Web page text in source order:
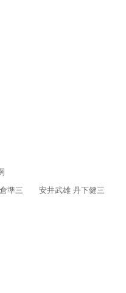
準三 安井武雄 丹下健三